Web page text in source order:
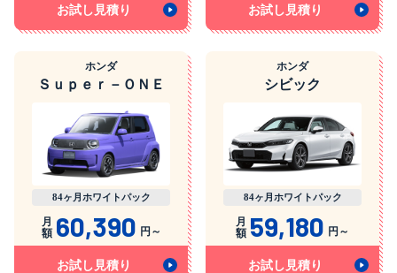
お試し見積り お試し見積り
ホンダ
Ｓｕｐｅｒ－ＯＮＥ
84ヶ月ホワイトパック
月
額 60,390 円～
お試し見積り
ホンダ
シビック
84ヶ月ホワイトパック
月
額 59,180 円～
お試し見積り